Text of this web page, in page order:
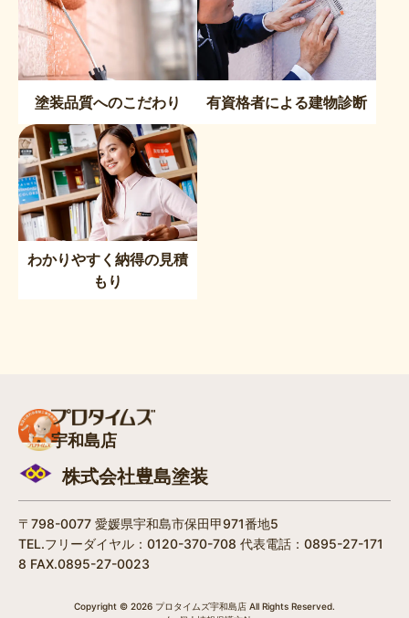
塗装品質へのこだわり 有資格者による建物診断
わかりやすく納得の見積
もり
宇和島店
株式会社豊島塗装
〒798-0077 愛媛県宇和島市保田甲971番地5
TEL.フリーダイヤル：0120-370-708 代表電話：0895-27-171
8 FAX.0895-27-0023
Copyright © 2026 プロタイムズ宇和島店 All Rights Reserved.